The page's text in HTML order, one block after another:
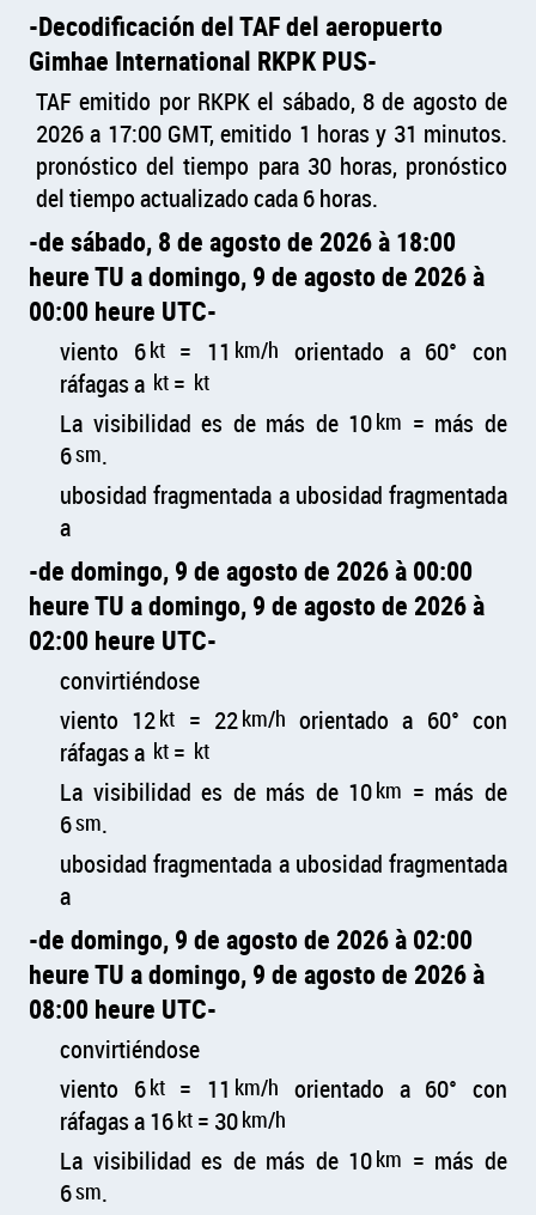
Decodificación del TAF del aeropuerto
Gimhae International RKPK PUS
TAF emitido por RKPK el sábado, 8 de agosto de
2026 a 17:00 GMT, emitido 1 horas y 31 minutos.
pronóstico del tiempo para 30 horas, pronóstico
del tiempo actualizado cada 6 horas.
de sábado, 8 de agosto de 2026 à 18:00
heure TU a domingo, 9 de agosto de 2026 à
00:00 heure UTC
viento 6kt= 11 km/h orientado a 60° con
ráfagas a kt = kt
La visibilidad es de más de 10km = más de
6sm.
ubosidad fragmentada a ubosidad fragmentada
a
de domingo, 9 de agosto de 2026 à 00:00
heure TU a domingo, 9 de agosto de 2026 à
02:00 heure UTC
convirtiéndose
viento 12kt = 22km/h orientado a 60° con
ráfagas a kt = kt
La visibilidad es de más de 10km = más de
6sm.
ubosidad fragmentada a ubosidad fragmentada
a
de domingo, 9 de agosto de 2026 à 02:00
heure TU a domingo, 9 de agosto de 2026 à
08:00 heure UTC
convirtiéndose
viento 6kt= 11 km/h orientado a 60° con
ráfagas a 16kt = 30km/h
La visibilidad es de más de 10km = más de
6sm.